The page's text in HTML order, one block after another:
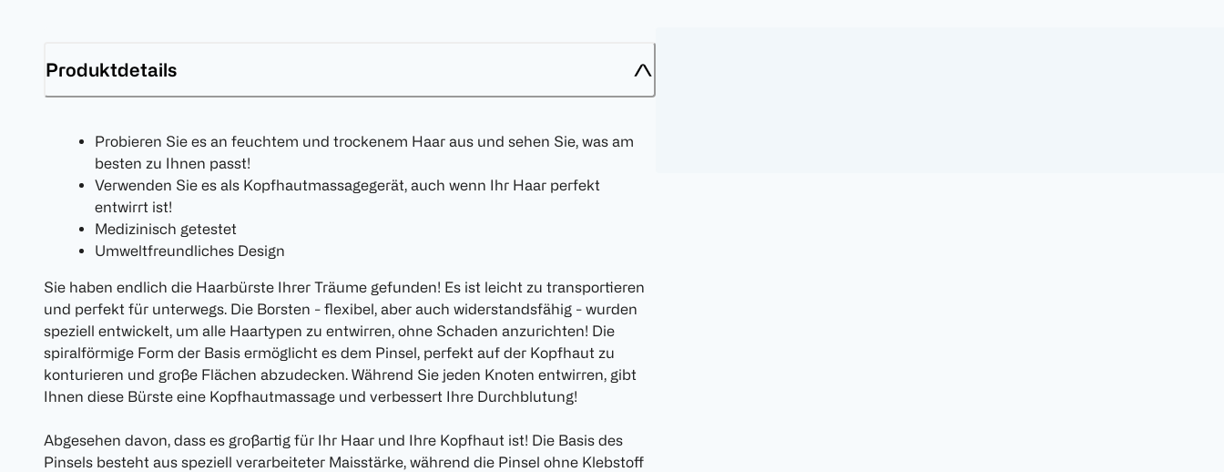
Produktdetails
Probieren Sie es an feuchtem und trockenem Haar aus und sehen Sie, was am
besten zu Ihnen passt!
Verwenden Sie es als Kopfhautmassagegerät, auch wenn Ihr Haar perfekt
entwirrt ist!
Medizinisch getestet
Umweltfreundliches Design
Sie haben endlich die Haarbürste Ihrer Träume gefunden! Es ist leicht zu transportieren
und perfekt für unterwegs. Die Borsten - flexibel, aber auch widerstandsfähig - wurden
speziell entwickelt, um alle Haartypen zu entwirren, ohne Schaden anzurichten! Die
spiralförmige Form der Basis ermöglicht es dem Pinsel, perfekt auf der Kopfhaut zu
konturieren und große Flächen abzudecken. Während Sie jeden Knoten entwirren, gibt
Ihnen diese Bürste eine Kopfhautmassage und verbessert Ihre Durchblutung!
Abgesehen davon, dass es großartig für Ihr Haar und Ihre Kopfhaut ist! Die Basis des
Pinsels besteht aus speziell verarbeiteter Maisstärke, während die Pinsel ohne Klebstoff